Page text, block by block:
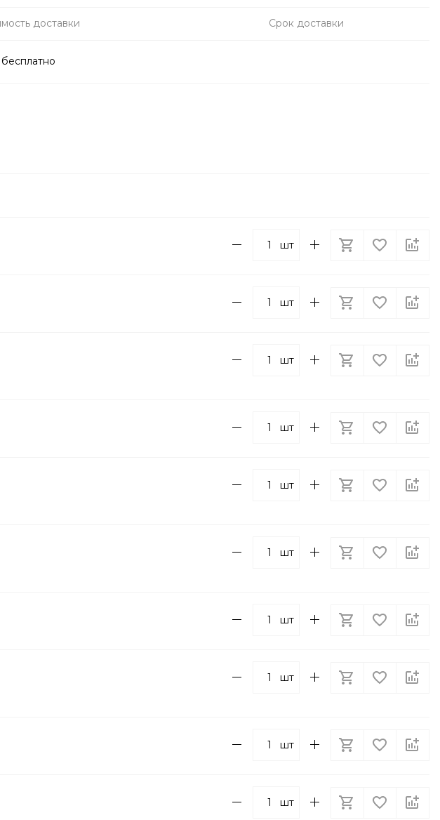
доставки Срок доставки
бесплатно
шт
шт
шт
шт
шт
шт
шт
шт
шт
шт